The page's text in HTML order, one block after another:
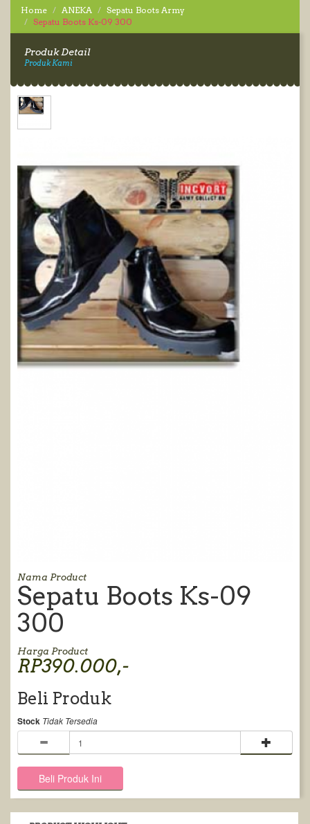
Home ANEKA
Sepatu Boots Army
Sepatu Boots Ks-09 300
Produk Detail
Produk Kami
Nama Product
Sepatu Boots Ks-09
300
Harga Product
RP390.000,-
Beli Produk
Stock Tidak Tersedia